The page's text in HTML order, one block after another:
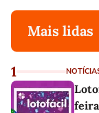
Mais lidas
1